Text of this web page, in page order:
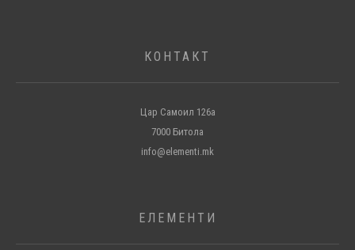
КОНТАКТ
Цар Самоил 126а
7000 Битола
info@elementi.mk
ЕЛЕМЕНТИ